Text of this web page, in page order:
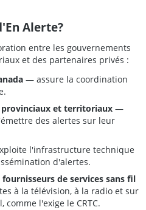
Alerte?
entre les gouvernements
et des partenaires privés :
— assure la coordination
provinciaux et territoriaux —
des alertes sur leur
l'infrastructure technique
d'alertes.
de services sans fil
à la télévision, à la radio et sur
comme l'exige le CRTC.